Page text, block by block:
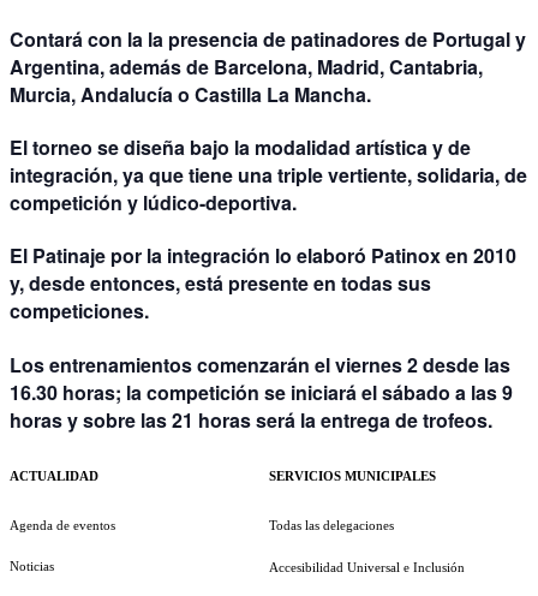
Contará con la la presencia de patinadores de Portugal y
Argentina, además de Barcelona, Madrid, Cantabria,
Murcia, Andalucía o Castilla La Mancha.
El torneo se diseña bajo la modalidad artística y de
integración, ya que tiene una triple vertiente, solidaria, de
competición y lúdico-deportiva.
El Patinaje por la integración lo elaboró Patinox en 2010
y, desde entonces, está presente en todas sus
competiciones.
Los entrenamientos comenzarán el viernes 2 desde las
16.30 horas; la competición se iniciará el sábado a las 9
horas y sobre las 21 horas será la entrega de trofeos.
ACTUALIDAD
Agenda de eventos
Noticias
SERVICIOS MUNICIPALES
Todas las delegaciones
Accesibilidad Universal e Inclusión